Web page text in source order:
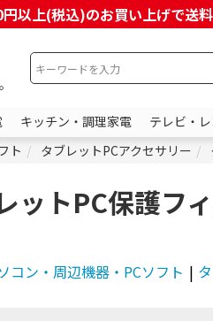
以上(税込)のお買い上げで送
キッチン・調理家電 テレビ・
ト タブレットPCアクセサリー
ットPC保護フ
コン・周辺機器・PCソフト |